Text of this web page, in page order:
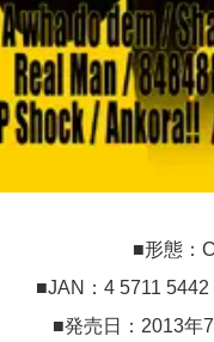
■形態：
■JAN：4 5711
■発売日：2013年